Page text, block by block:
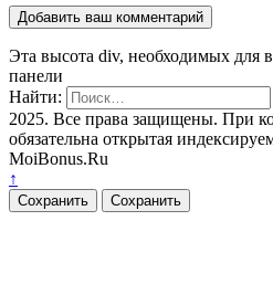
Эта высота div, необходимых для
панели
Найти:
2025. Все права защищены. При
обязательна открытая
MoiBonus.Ru
↑